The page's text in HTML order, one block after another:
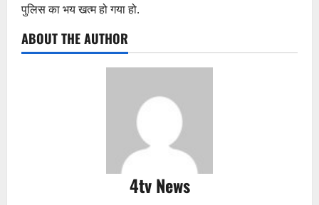
पुलिस का भय खत्म हो गया हो.
ABOUT THE AUTHOR
4tv News